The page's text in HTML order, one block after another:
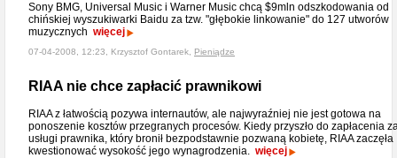
Sony BMG, Universal Music i Warner Music chcą $9mln odszkodowania od
chińskiej wyszukiwarki Baidu za tzw. "głębokie linkowanie" do 127 utworów
muzycznych więcej
07-04-2008, 12:23, Krzysztof Gontarek, Pieniądze
RIAA nie chce zapłacić prawnikowi
RIAA z łatwością pozywa internautów, ale najwyraźniej nie jest gotowa na
ponoszenie kosztów przegranych procesów. Kiedy przyszło do zapłacenia
usługi prawnika, który bronił bezpodstawnie pozwaną kobietę, RIAA zaczęła
kwestionować wysokość jego wynagrodzenia. więcej